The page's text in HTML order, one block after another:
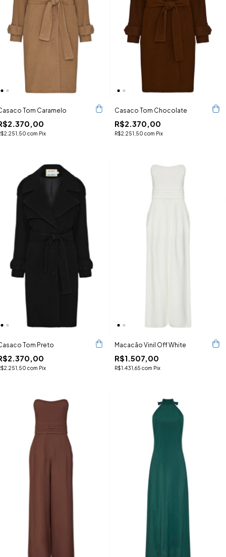
Tom Caramelo
com Pix
Casaco Tom Chocolate
R$2.370,00
R$2.251,50 com Pix
Tom Preto
com Pix
Macacão Vinil Off White
R$1.507,00
R$1.431,65 com Pix